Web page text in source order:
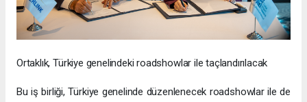
Ortaklık, Türkiye genelindeki roadshowlar ile taçlandırılacak
Bu iş birliği, Türkiye genelinde düzenlenecek roadshowlar ile de